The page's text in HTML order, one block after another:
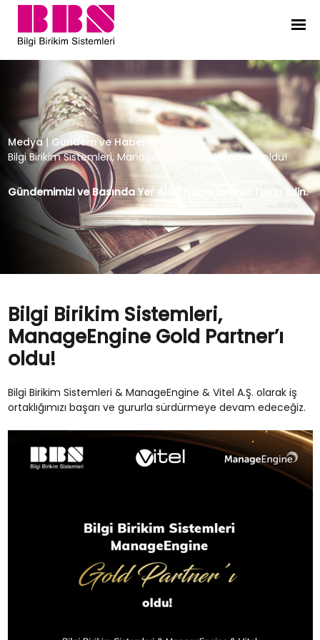
Bilgi Birikim Sistemleri,
Medya | Gündem ve Haberler
Bilgi Birikim Sistemleri, ManageEngine Gold Partner’ı oldu!
Gündemimizi ve Basında Yer Alan Haberlerimizi Takip Edin.
Bilgi Birikim Sistemleri,
ManageEngine Gold Partner’ı
oldu!
Bilgi Birikim Sistemleri & ManageEngine & Vitel A.Ş. olarak iş
ortaklığımızı başarı ve gururla sürdürmeye devam edeceğiz.